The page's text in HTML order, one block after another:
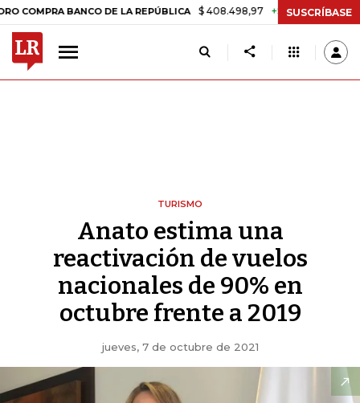
BANCO DE LA REPÚBLICA $ 408.498,97 +$ 8.753,81 +2,19%
SUSCRÍBASE
TURISMO
Anato estima una
reactivación de vuelos
nacionales de 90% en
octubre frente a 2019
jueves, 7 de octubre de 2021